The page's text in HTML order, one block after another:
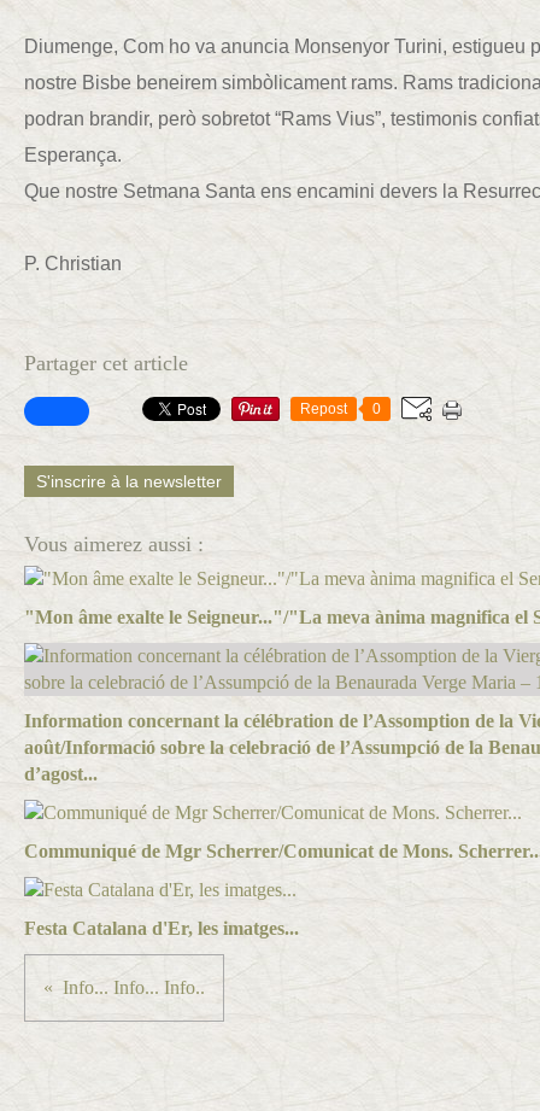
Diumenge, Com ho va anuncia Monsenyor Turini, estigueu
nostre Bisbe beneirem simbòlicament rams. Rams
podran brandir, però sobretot “Rams Vius”, testimonis
Esperança.
Que nostre Setmana Santa ens encamini devers la
P. Christian
Partager cet article
Repost 0
S'inscrire à la newsletter
Vous aimerez aussi :
"Mon âme exalte le Seigneur..."/"La meva ànima magnifica el
Information concernant la célébration de l’Assomption de la
août/Informació sobre la celebració de l’Assumpció de la
d’agost...
Communiqué de Mgr Scherrer/Comunicat de Mons.
Festa Catalana d'Er, les imatges...
Info... Info... Info..